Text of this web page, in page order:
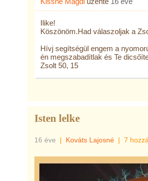
Ilike!
Köszönöm.Had válaszoljak a
Hívj segítségül engem a
én megszabadítlak és Te
Zsolt 50, 15
Isten lelke
16 éve | Kováts Lajosné | 7